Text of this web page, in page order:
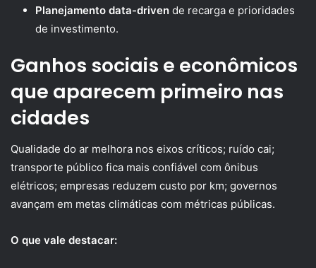
Planejamento data-driven de recarga e prioridades
de investimento.
Ganhos sociais e econômicos
que aparecem primeiro nas
cidades
Qualidade do ar melhora nos eixos críticos; ruído cai;
transporte público fica mais confiável com ônibus
elétricos; empresas reduzem custo por km; governos
avançam em metas climáticas com métricas públicas.
O que vale destacar: